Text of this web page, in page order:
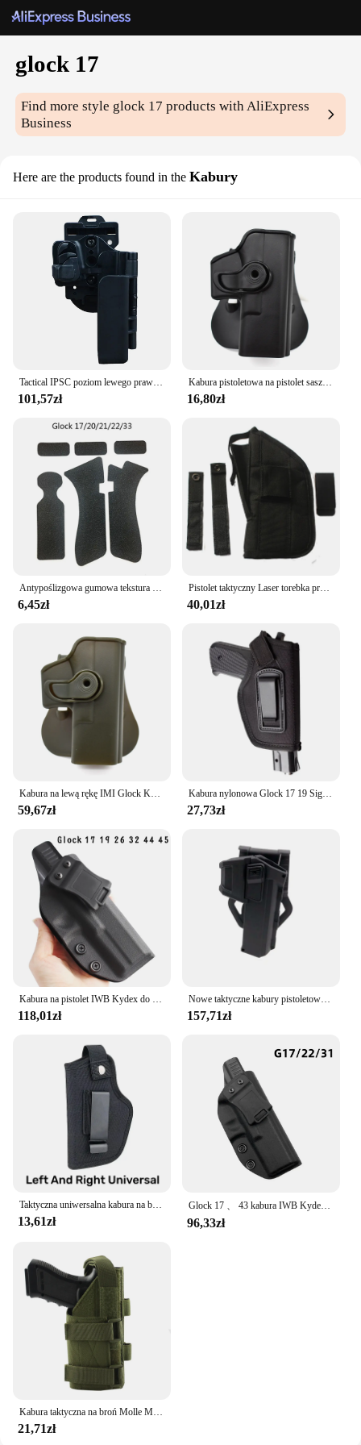
glock 17
Find more style glock 17 products with AliExpress
Business
Here are the products found in the Kabury
Tactical IPSC poziom lewego prawego ręki 3 Carry Quick OWB Gun Case pas biodrowy kabura uchwyt pistoletu do Airsoft Glock 17 19 22 34
101,57zł
Kabura pistoletowa na pistolet saszetki taktyczny IMI Glock z pistoletem Airsoft kabura na Gen 1-4 Glock 17 talia z kieszonką 9mm akcesoria myśliwskie
16,80zł
Antypoślizgowa gumowa tekstura rękawica taśma do owijania wodoodporna do glocka 17 19 20 26 27 33 kabura 9mm akcesoria pistoletowe
6,45zł
Pistolet taktyczny Laser torebka przenośna woreczek na magazynek do 9mm glocka 17 19 22 Beretta PX4 Smith & Wesson M & P tarcza prawa lewa
40,01zł
Kabura na lewą rękę IMI Glock Kabura na pistolet do pistoletu Gen 1-4 Glock 17 z pokrowcem 9 mm Mag Pouch Akcesoria myśliwskie
59,67zł
Kabura nylonowa Glock 17 19 Sig Sauer P226 Beretta 92 Colt 1911, ukryty klips do paska Airsoft Gun
27,73zł
Kabura na pistolet IWB Kydex do pistoletu Glock 17 22 31 airsolf IWB futerał na kaburę kabura akcesoria myśliwskie do glocka 17
118,01zł
Nowe taktyczne kabury pistoletowe do Glock 17 Gen 1-4 z latarką lub laserowo zamontowane prawe pasy kaburowe na pas
157,71zł
13,61zł
Glock 17 、 43 kabura IWB Kydex G17, 43 na pistolet ukryty pistolet do przenoszenia futerał do przechowywania kompatybilny G17 26 32 44 45 akcesoria
96,33zł
21,71zł